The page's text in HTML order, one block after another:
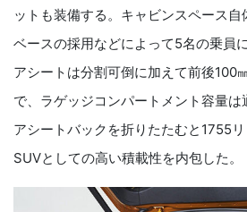
ットも装備する。キャビンスペース
ベースの採用などによって5名の乗員
アシートは分割可倒に加えて前後100
で、ラゲッジコンパートメント容量は
アシートバックを折りたたむと 1755
SUVとしての高い積載性を内包した。